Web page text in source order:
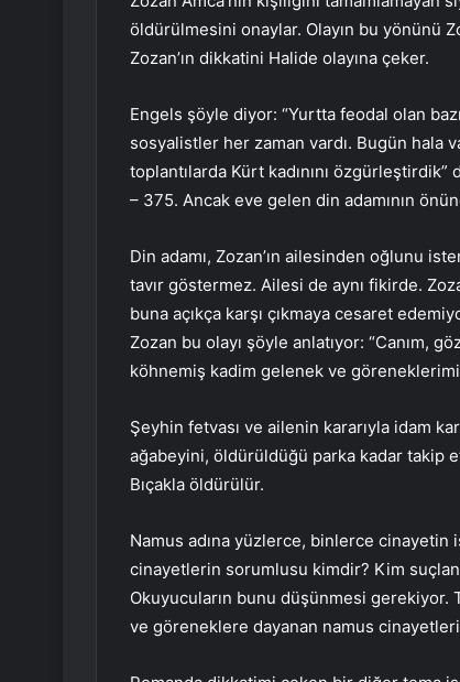
öldürülmesini onaylar. Olayın bu yönünü
Zozan’ın dikkatini Halide olayına çeker.
Engels şöyle diyor: “Yurtta feodal olan
sosyalistler her zaman vardı. Bugün hala
toplantılarda Kürt kadınını özgürleştirdik”
– 375. Ancak eve gelen din adamının
Din adamı, Zozan’ın ailesinden oğlunu
tavır göstermez. Ailesi de aynı fikirde.
buna açıkça karşı çıkmaya cesaret
Zozan bu olayı şöyle anlatıyor: “Canım,
köhnemiş kadim gelenek ve
Şeyhin fetvası ve ailenin kararıyla idam
ağabeyini, öldürüldüğü parka kadar takip
Bıçakla öldürülür.
Namus adına yüzlerce, binlerce cinayetin
cinayetlerin sorumlusu kimdir? Kim
Okuyucuların bunu düşünmesi
ve göreneklere dayanan namus